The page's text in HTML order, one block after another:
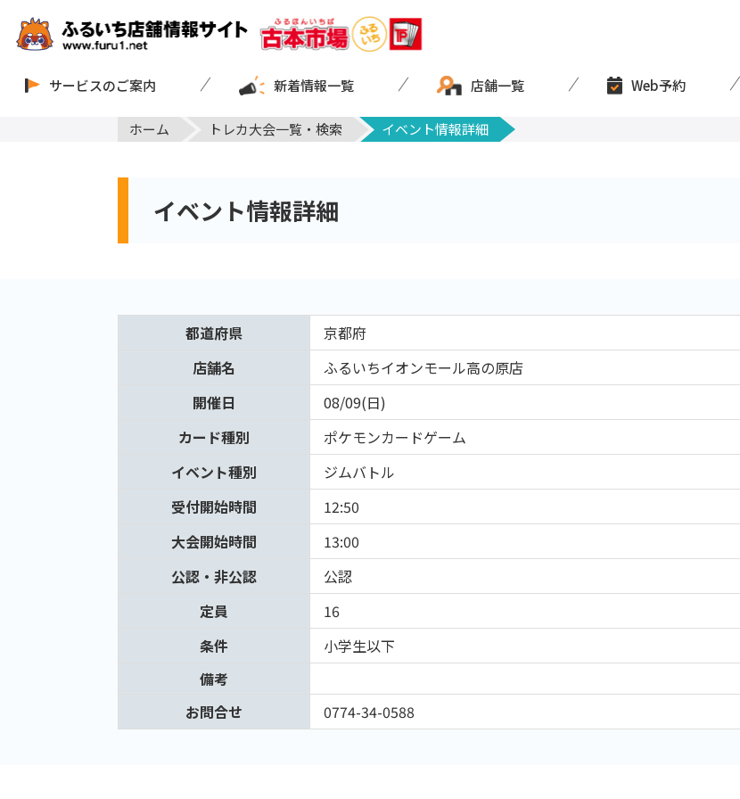
サービスのご案内 新着情報一覧 店舗一覧 Web予約
ホーム トレカ大会一覧・検索 イベント情報詳細
イベント情報詳細
都道府県
京都府
店舗名
ふるいちイオンモール高の原店
開催日
08/09(日)
カード種別
ポケモンカードゲーム
イベント種別
ジムバトル
受付開始時間
12:50
大会開始時間
13:00
公認・非公認
公認
定員
16
条件
小学生以下
備考
お問合せ
0774-34-0588